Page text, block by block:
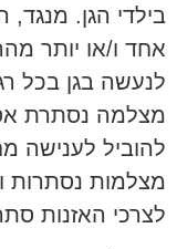
בילדי הגן.
אחד ו/או יותר
לנעשה בגן בכל
מצלמה נסתרת
להוביל לענישה
מצלמות נסתרות
לצרכי האזנות